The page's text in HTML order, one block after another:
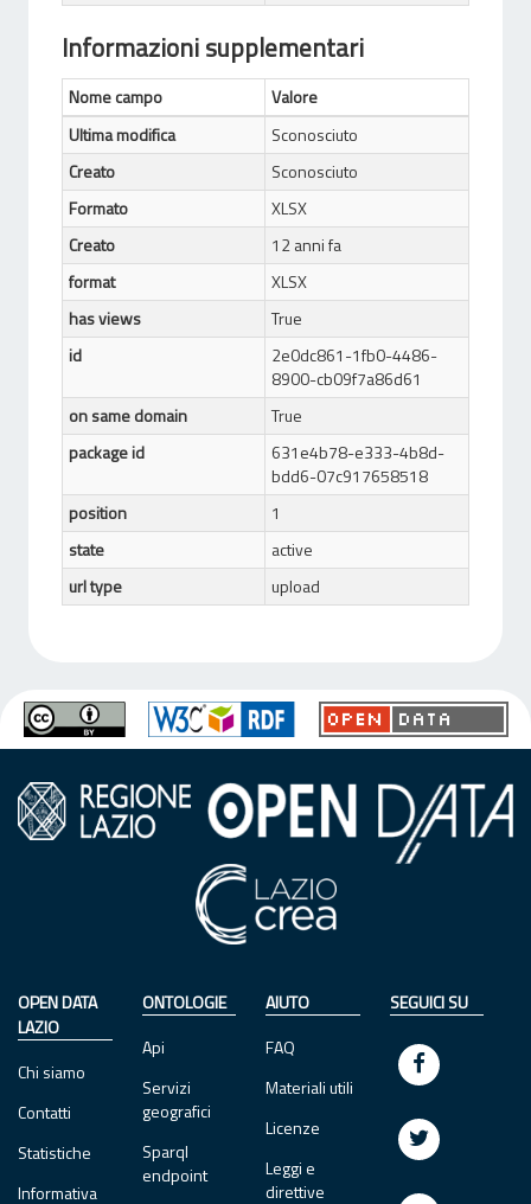
Informazioni supplementari
Nome campo
Valore
Ultima modifica
Sconosciuto
Creato
Sconosciuto
Formato
XLSX
Creato
12 anni fa
format
XLSX
has views
True
id
2e0dc861-1fb0-4486-
8900-cb09f7a86d61
on same domain
True
package id
631e4b78-e333-4b8d-
bdd6-07c917658518
position
1
state
active
url type
upload
OPEN DATA
LAZIO
Chi siamo
Contatti
Statistiche
Informativa
ONTOLOGIE
Api
Servizi
geografici
Sparql
endpoint
AIUTO
FAQ
Materiali utili
Licenze
Leggi e
direttive
SEGUICI SU